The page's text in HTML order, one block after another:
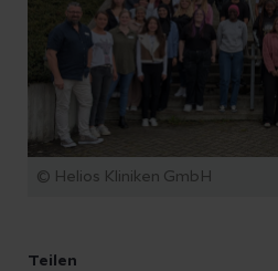
© Helios Kliniken GmbH
Teilen